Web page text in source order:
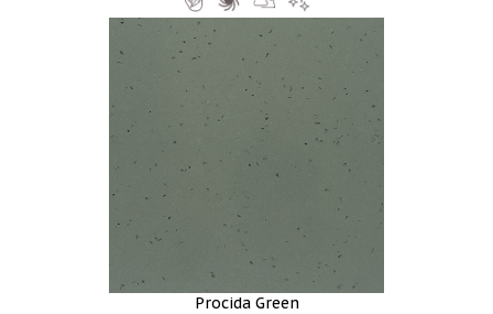
Procida Green